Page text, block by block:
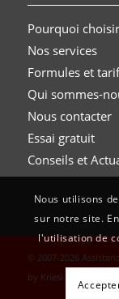
Pourquoi
Nos services
Formules et t
Qui sommes-
Nous contacter
Essai gratuit
Conseils et
© 2007-2026
by Kriesi
Nous utilisons
sur notre site.
l'utilisation de